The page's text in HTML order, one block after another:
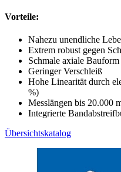
Vorteile:
Nahezu unendliche
Extrem robust gegen
Schmale axiale Bauform
Geringer Verschleiß
Hohe Linearität durch
%)
Messlängen bis 20.000
Integrierte
Übersichtskatalog